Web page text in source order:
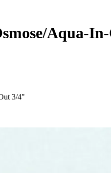
Aqua-
3/4"